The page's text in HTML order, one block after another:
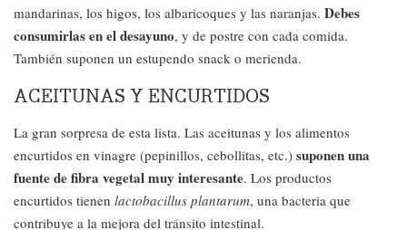
mandarinas, los higos, los albaricoques y las naranjas. Debes
consumirlas en el desayuno, y de postre con cada comida.
También suponen un estupendo snack o merienda.
ACEITUNAS Y ENCURTIDOS
La gran sorpresa de esta lista. Las aceitunas y los alimentos
encurtidos en vinagre (pepinillos, cebollitas, etc.) suponen una
fuente de fibra vegetal muy interesante. Los productos
encurtidos tienen lactobacillus plantarum, una bacteria que
contribuye a la mejora del tránsito intestinal.